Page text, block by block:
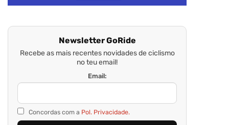
Newsletter GoRide
Recebe as mais recentes novidades de ciclismo
no teu email!
Email:
Concordas com a Pol. Privacidade.